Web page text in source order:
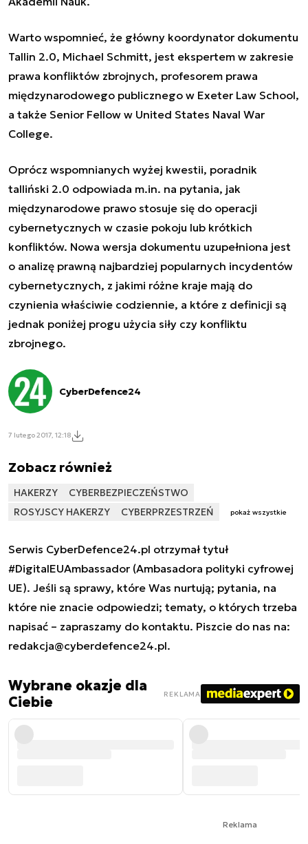
Warto wspomnieć, że główny koordynator dokumentu
Tallin 2.0, Michael Schmitt, jest ekspertem w zakresie
prawa konfliktów zbrojnych, profesorem prawa
międzynarodowego publicznego w Exeter Law School,
a także Senior Fellow w United States Naval War
College.
Oprócz wspomnianych wyżej kwestii, poradnik
talliński 2.0 odpowiada m.in. na pytania, jak
międzynarodowe prawo stosuje się do operacji
cybernetycznych w czasie pokoju lub krótkich
konfliktów. Nowa wersja dokumentu uzupełniona jest
o analizę prawną najbardziej popularnych incydentów
cybernetycznych, z jakimi różne kraje mają do
czynienia właściwie codziennie, a które z definicji są
jednak poniżej progu użycia siły czy konfliktu
zbrojnego.
CyberDefence24
7 lutego 2017, 12:18
Zobacz również
HAKERZY
CYBERBEZPIECZEŃSTWO
ROSYJSCY HAKERZY
CYBERPRZESTRZEŃ pokaż wszystkie
Serwis CyberDefence24.pl otrzymał tytuł
#DigitalEUAmbassador (Ambasadora polityki cyfrowej
UE). Jeśli są sprawy, które Was nurtują; pytania, na
które nie znacie odpowiedzi; tematy, o których trzeba
napisać – zapraszamy do kontaktu. Piszcie do nas na:
redakcja@cyberdefence24.pl.
Wybrane okazje dla
Ciebie
REKLAMA
Reklama